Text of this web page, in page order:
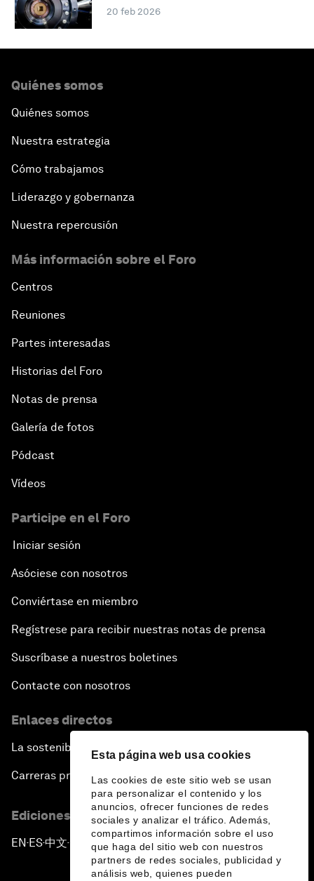
Esta página web usa cookies
Las cookies de este sitio web se usan
para personalizar el contenido y los
anuncios, ofrecer funciones de redes
sociales y analizar el tráfico. Además,
compartimos información sobre el uso
que haga del sitio web con nuestros
partners de redes sociales, publicidad y
análisis web, quienes pueden
20 feb 2026
Quiénes somos
Quiénes somos
Nuestra estrategia
Cómo trabajamos
Liderazgo y gobernanza
Nuestra repercusión
Más información sobre el Foro
Centros
Reuniones
Partes interesadas
Historias del Foro
Notas de prensa
Galería de fotos
Pódcast
Vídeos
Participe en el Foro
Iniciar sesión
Asóciese con nosotros
Conviértase en miembro
Regístrese para recibir nuestras notas de prensa
Suscríbase a nuestros boletines
Contacte con nosotros
Enlaces directos
La sostenibilidad en el Foro
Carreras profesionales
Ediciones en otros idiomas
EN ▪ES▪中文▪ 日本語